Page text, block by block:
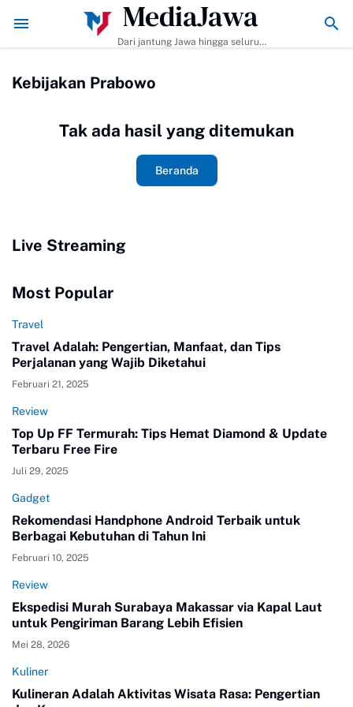
dan Tips Agar Bumbunya Meresap Sempurna! Ekonomi Bisnis
MediaJawa
Dari jantung Jawa hingga seluruh
unik, dan analisis tajam. Cepat
Kebijakan Prabowo
Tak ada hasil yang ditemukan
Beranda
Live Streaming
Most Popular
Travel
Travel Adalah: Pengertian, Manfaat, dan Tips
Perjalanan yang Wajib Diketahui
Februari 21, 2025
Review
Top Up FF Termurah: Tips Hemat Diamond & Update
Terbaru Free Fire
Juli 29, 2025
Gadget
Rekomendasi Handphone Android Terbaik untuk
Berbagai Kebutuhan di Tahun Ini
Februari 10, 2025
Review
Ekspedisi Murah Surabaya Makassar via Kapal Laut
untuk Pengiriman Barang Lebih Efisien
Mei 28, 2026
Kuliner
Kulineran Adalah Aktivitas Wisata Rasa: Pengertian